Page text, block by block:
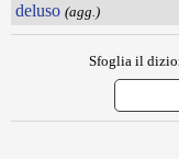
deluso (agg.)
Sfoglia il